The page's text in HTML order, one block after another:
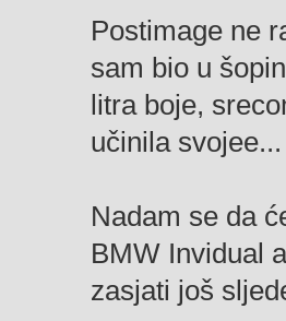
Postimage ne
sam bio u
litra boje,
učinila svojee...
Nadam se da
BMW Invidual
zasjati još